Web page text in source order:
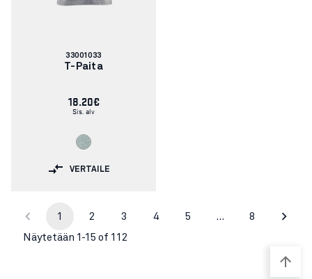
Tuotenumero:
33001033
T-Paita
18.20€
Sis. alv
VERTAILE
1 2 3 4 5 … 8
Näytetään 1-15 of 112